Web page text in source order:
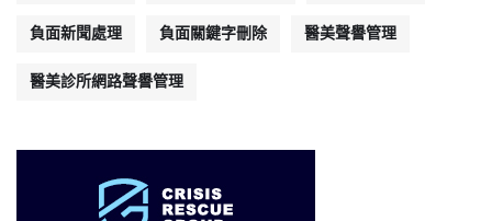
負面新聞處理 負面關鍵字刪除 醫美聲譽管理
醫美診所網路聲譽管理